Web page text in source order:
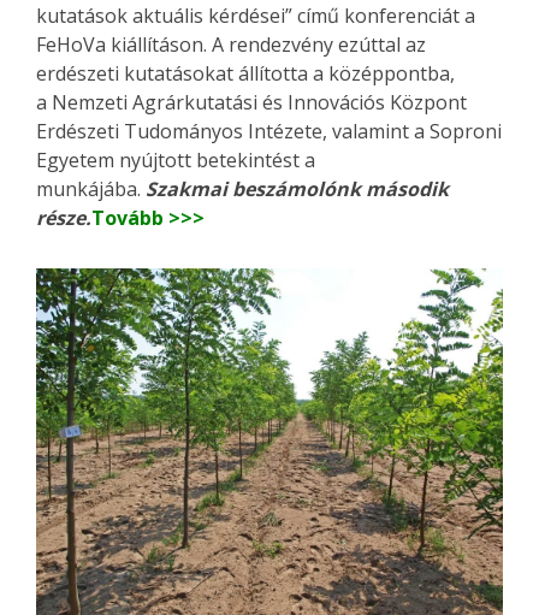
kutatások aktuális kérdései” című konferenciát a
FeHoVa kiállításon. A rendezvény ezúttal az
erdészeti kutatásokat állította a középpontba,
a Nemzeti Agrárkutatási és Innovációs Központ
Erdészeti Tudományos Intézete, valamint a Soproni
Egyetem nyújtott betekintést a
munkájába. Szakmai beszámolónk második
része.Tovább >>>